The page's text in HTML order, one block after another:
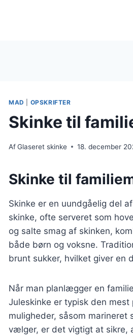
MAD OPSKRIFTER
Skinke til
AfGlaseret skinke 18. december
Skinke til
Skinke er en uundgåelig del
skinke, ofte serveret som
og salte smag af skinken,
både børn og voksne.
brunt sukker, hvilket giver en
Når man planlægger en
Juleskinke er typisk den
muligheder, såsom marineret
vælger, er det vigtigt at sikre,